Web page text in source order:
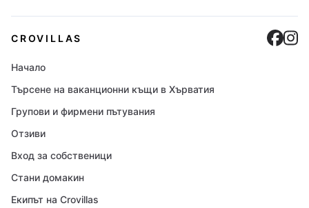
CROVILLAS
Начало
Търсене на ваканционни къщи в Хърватия
Групови и фирмени пътувания
Отзиви
Вход за собственици
Стани домакин
Екипът на Crovillas